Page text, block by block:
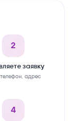
2
заявку
адрес
4